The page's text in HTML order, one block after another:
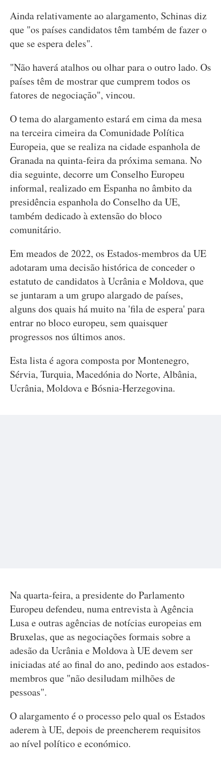
Ainda relativamente ao alargamento, Schinas diz
que "os países candidatos têm também de fazer o
que se espera deles".
"Não haverá atalhos ou olhar para o outro lado. Os
países têm de mostrar que cumprem todos os
fatores de negociação", vincou.
O tema do alargamento estará em cima da mesa
na terceira cimeira da Comunidade Política
Europeia, que se realiza na cidade espanhola de
Granada na quinta-feira da próxima semana. No
dia seguinte, decorre um Conselho Europeu
informal, realizado em Espanha no âmbito da
presidência espanhola do Conselho da UE,
também dedicado à extensão do bloco
comunitário.
Em meados de 2022, os Estados-membros da UE
adotaram uma decisão histórica de conceder o
estatuto de candidatos à Ucrânia e Moldova, que
se juntaram a um grupo alargado de países,
alguns dos quais há muito na 'fila de espera' para
entrar no bloco europeu, sem quaisquer
progressos nos últimos anos.
Esta lista é agora composta por Montenegro,
Sérvia, Turquia, Macedónia do Norte, Albânia,
Ucrânia, Moldova e Bósnia-Herzegovina.
Na quarta-feira, a presidente do Parlamento
Europeu defendeu, numa entrevista à Agência
Lusa e outras agências de notícias europeias em
Bruxelas, que as negociações formais sobre a
adesão da Ucrânia e Moldova à UE devem ser
iniciadas até ao final do ano, pedindo aos estados-
membros que "não desiludam milhões de
pessoas".
O alargamento é o processo pelo qual os Estados
aderem à UE, depois de preencherem requisitos
ao nível político e económico.